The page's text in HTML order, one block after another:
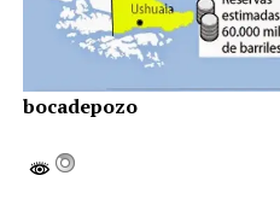
bocadepozo